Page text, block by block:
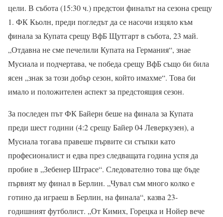
цели. В събота (15:30 ч.) предстои финалът на сезона срещу
1. ФК Кьолн, преди погледът да се насочи изцяло към
финала за Купата срещу ВфБ Щутгарт в събота, 23 май.
„Отдавна не сме печелили Купата на Германия“, знае
Мусиала и подчертава, че победа срещу ВфБ също би била
ясен „знак за този добър сезон, който имахме“. Това би
имало и положителен аспект за предстоящия сезон.
За последен път ФК Байерн беше на финала за Купата
преди шест години (4:2 срещу Байер 04 Леверкузен), а
Мусиала тогава правеше първите си стъпки като
професионалист и едва през следващата година успя да
пробие в „Зебенер Штрасе“. Следователно това ще бъде
първият му финал в Берлин. „Чувал съм много колко е
готино да играеш в Берлин, на финала“, казва 23-
годишният футболист. „От Кимих, Горецка и Нойер вече